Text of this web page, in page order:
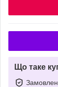
Що таке